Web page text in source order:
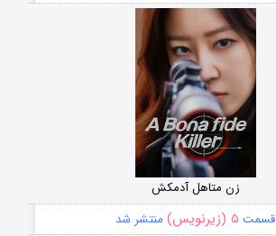
زن متاهل آدمکش
قسمت ۵ (زیرنویس) منتشر شد